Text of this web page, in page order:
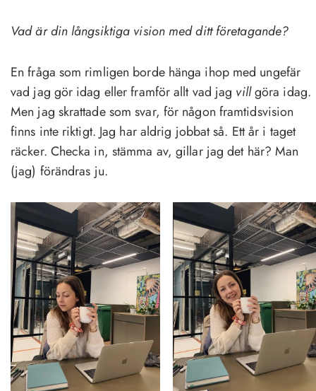
Vad är din långsiktiga vision med ditt företagande?
En fråga som rimligen borde hänga ihop med ungefär
vad jag gör idag eller framför allt vad jag villgöra idag.
Men jag skrattade som svar, för någon framtidsvision
finns inte riktigt. Jag har aldrig jobbat så. Ett år i taget
räcker. Checka in, stämma av, gillar jag det här? Man
(jag) förändras ju.